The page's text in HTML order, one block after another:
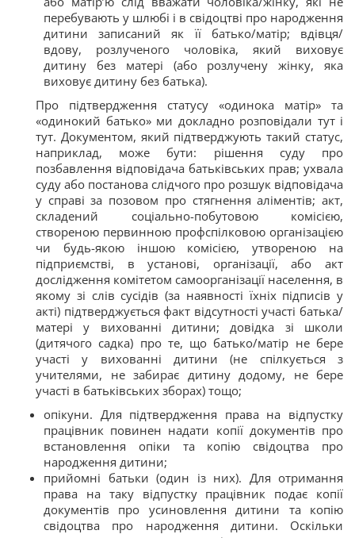
перебувають у шлюбі і в свідоцтві про народження
дитини записаний як її батько/матір; вдівця/
вдову, розлученого чоловіка, який виховує
дитину без матері (або розлучену жінку, яка
виховує дитину без батька).
Про підтвердження статусу «одинока матір» та
«одинокий батько» ми докладно розповідали туті
тут. Документом, який підтверджують такий статус,
наприклад, може бути: рішення суду про
позбавлення відповідача батьківських прав; ухвала
суду або постанова слідчого про розшук відповідача
у справі за позовом про стягнення аліментів; акт,
складений соціально-побутовою комісією,
створеною первинною профспілковою організацією
чи будь-якою іншою комісією, утвореною на
підприємстві, в установі, організації, або акт
дослідження комітетом самоорганізації населення, в
якому зі слів сусідів (за наявності їхніх підписів у
акті) підтверджується факт відсутності участі батька/
матері у вихованні дитини; довідка зі школи
(дитячого садка) про те, що батько/матір не бере
участі у вихованні дитини (не спілкується з
учителями, не забирає дитину додому, не бере
участі в батьківських зборах) тощо;
опікуни. Для підтвердження права на відпустку
працівник повинен надати копії документів про
встановлення опіки та копію свідоцтва про
народження дитини;
прийомні батьки (один із них). Для отримання
права на таку відпустку працівник подає копії
документів про усиновлення дитини та копію
свідоцтва про народження дитини. Оскільки